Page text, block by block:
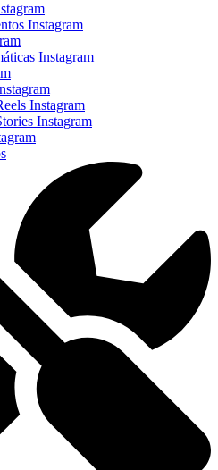
Instagram
Instagram
Instagram
Instagram